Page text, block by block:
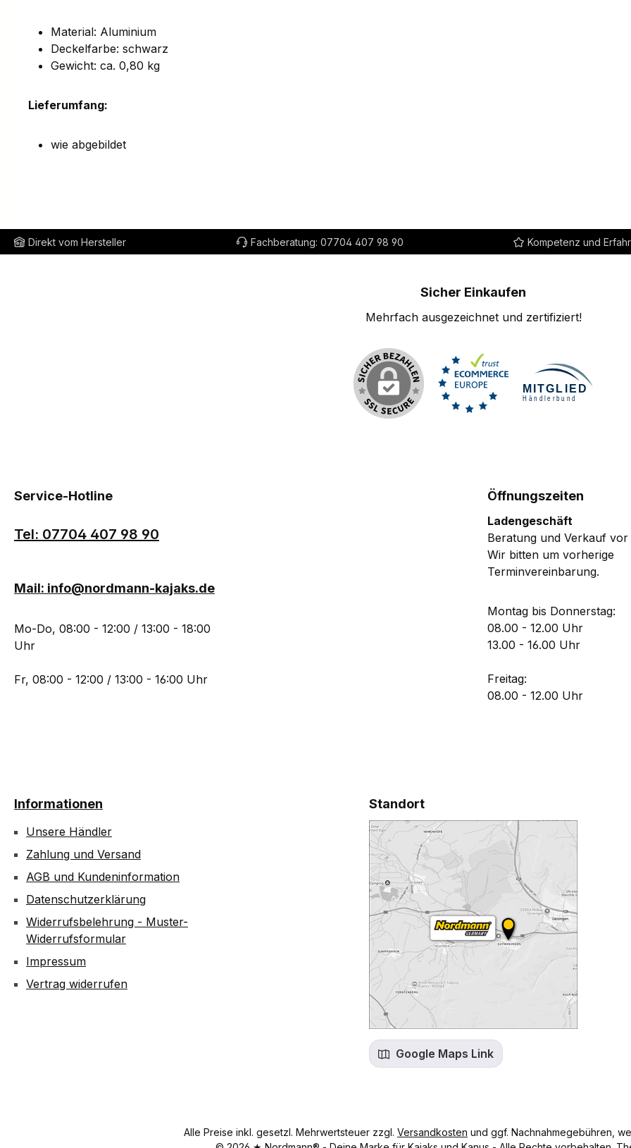
Material: Aluminium
Deckelfarbe: schwarz
Gewicht: ca. 0,80 kg
Lieferumfang:
wie abgebildet
Direkt vom Hersteller Fachberatung: 07704 407 98 90 Kompetenz und
Sicher Einkaufen
Mehrfach ausgezeichnet und zertifiziert!
Service-Hotline
Tel: 07704 407 98 90
Mail: info@nordmann-kajaks.de
Mo-Do, 08:00 - 12:00 / 13:00 - 18:00
Uhr
Fr, 08:00 - 12:00 / 13:00 - 16:00 Uhr
Öffnungszeiten
Ladengeschäft
Beratung und Verkauf vor
Wir bitten um vorherige
Terminvereinbarung.
Montag bis Donnerstag:
08.00 - 12.00 Uhr
13.00 - 16.00 Uhr
Freitag:
08.00 - 12.00 Uhr
Informationen
Unsere Händler
Zahlung und Versand
AGB und Kundeninformation
Datenschutzerklärung
Widerrufsbelehrung - Muster-
Widerrufsformular
Impressum
Vertrag widerrufen
Standort
Google Maps Link
Alle Preise inkl. gesetzl. Mehrwertsteuer zzgl. Versandkosten und ggf. Nachnahmegebühren,